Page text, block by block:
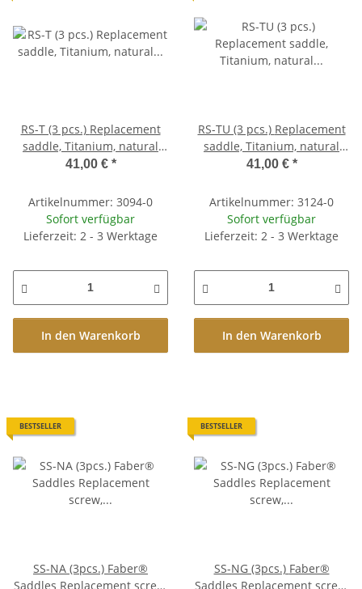
RS-T (3 pcs.) Replacement
saddle, Titanium, natural
finish, pre-slotted
41,00 € *
Artikelnummer: 3094-0
Sofort verfügbar
Lieferzeit: 2 - 3 Werktage
In den Warenkorb
RS-TU (3 pcs.) Replacement
saddle, Titanium, natural
finish, unnotched
41,00 € *
Artikelnummer: 3124-0
Sofort verfügbar
Lieferzeit: 2 - 3 Werktage
In den Warenkorb
BESTSELLER
SS-NA (3pcs.) Faber®
Saddles Replacement screw,
BESTSELLER
SS-NG (3pcs.) Faber®
Saddles Replacement screw,